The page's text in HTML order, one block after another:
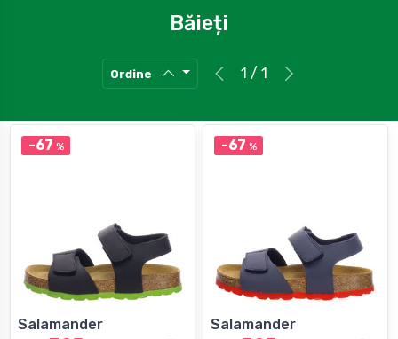
Băieți
Ordine 1 / 1
-67 %
Salamander
-67 %
Salamander